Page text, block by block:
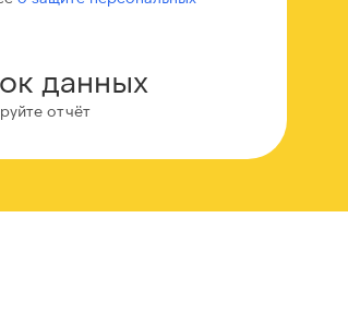
данных
отчёт